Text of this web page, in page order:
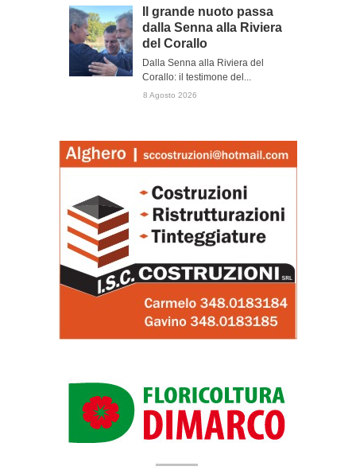
Il grande nuoto passa
dalla Senna alla Riviera
del Corallo
Dalla Senna alla Riviera del
Corallo: il testimone del...
8 Agosto 2026